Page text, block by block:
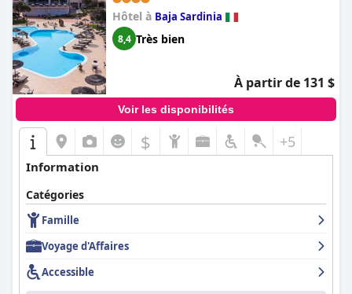
Hôtel à Baja Sardinia
8,4 Très bien
À partir de 131 $
Voir les disponibilités
$ +5
Information
Catégories
Famille
Voyage d'Affaires
Accessible